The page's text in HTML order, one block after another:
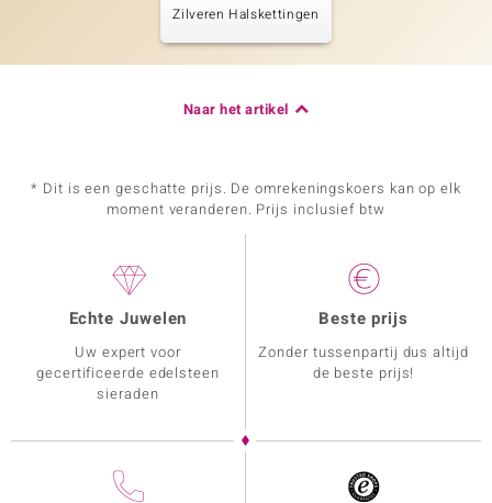
Zilveren Halskettingen
Naar het artikel
* Dit is een geschatte prijs. De omrekeningskoers kan op elk
moment veranderen. Prijs inclusief btw
Echte Juwelen
Uw expert voor
gecertificeerde edelsteen
sieraden
Beste prijs
Zonder tussenpartij dus altijd
de beste prijs!